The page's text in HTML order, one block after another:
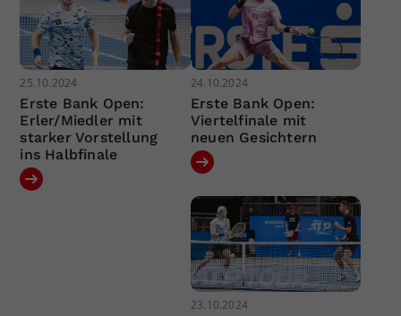
25.10.2024
Erste Bank Open:
Erler/Miedler mit
starker Vorstellung
ins Halbfinale
24.10.2024
Erste Bank Open:
Viertelfinale mit
neuen Gesichtern
23.10.2024